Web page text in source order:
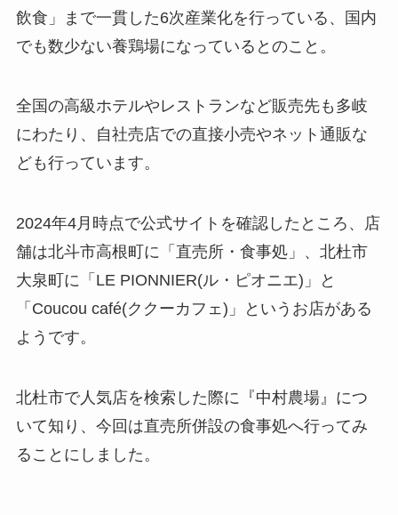
飲食」まで一貫した6次産業化を行っている、国内
でも数少ない養鶏場になっているとのこと。
全国の高級ホテルやレストランなど販売先も多岐
にわたり、自社売店での直接小売やネット通販な
ども行っています。
2024年4月時点で公式サイトを確認したところ、店
舗は北斗市高根町に「直売所・食事処」、北杜市
大泉町に「LE PIONNIER(ル・ピオニエ)」と
「Coucou café(ククーカフェ)」というお店がある
ようです。
北杜市で人気店を検索した際に『中村農場』につ
いて知り、今回は直売所併設の食事処へ行ってみ
ることにしました。